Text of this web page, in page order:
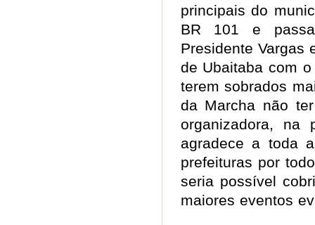
principais do
BR 101 e
Presidente Vargas
de Ubaitaba com
terem sobrados
da Marcha não
organizadora, na
agradece a toda
prefeituras por
seria possível
maiores eventos